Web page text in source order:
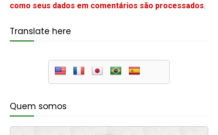
como seus dados em comentários são processados.
Translate here
Quem somos